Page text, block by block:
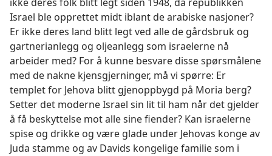
Israel ble opprettet midt iblant de arabiske nasjoner?
Er ikke deres land blitt legt ved alle de gårdsbruk og
gartnerianlegg og oljeanlegg som israelerne nå
arbeider med? For å kunne besvare disse spørsmålene
med de nakne kjensgjerninger, må vi spørre: Er
templet for Jehova blitt gjenoppbygd på Moria berg?
Setter det moderne Israel sin lit til ham når det gjelder
å få beskyttelse mot alle sine fiender? Kan israelerne
spise og drikke og være glade under Jehovas konge av
Juda stamme og av Davids kongelige familie som i